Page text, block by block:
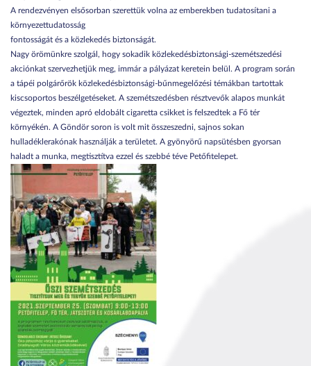
A rendezvényen elsősorban szerettük volna az emberekben tudatosítani a
környezettudatosság
fontosságát és a közlekedés biztonságát.
Nagy örömünkre szolgál, hogy sokadik közlekedésbiztonsági-szemétszedési
akciónkat szervezhetjük meg, immár a pályázat keretein belül. A program során
a tápéi polgárőrök közlekedésbiztonsági-bűnmegelőzési témákban tartottak
kiscsoportos beszélgetéseket. A szemétszedésben résztvevők alapos munkát
végeztek, minden apró eldobált cigaretta csikket is felszedtek a Fő tér
környékén. A Göndör soron is volt mit összeszedni, sajnos sokan
hulladéklerakónak használják a területet. A gyönyörű napsütésben gyorsan
haladt a munka, megtisztítva ezzel és szebbé téve Petőfitelepet.